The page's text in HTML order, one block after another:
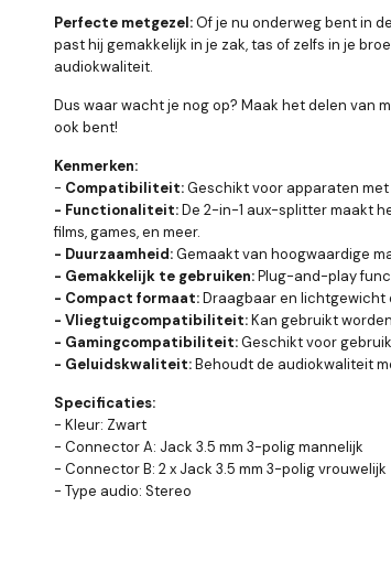
Perfecte metgezel:Of je nu onderweg bent in
past hij gemakkelijk in je zak, tas of zelfs in je
audiokwaliteit.
Dus waar wacht je nog op? Maak het delen van
ook bent!
Kenmerken:
- Compatibiliteit:Geschikt voor apparaten
- Functionaliteit:De 2-in-1 aux-splitter maakt
films, games, en meer.
- Duurzaamheid:Gemaakt van hoogwaardige
- Gemakkelijk te gebruiken:Plug-and-play
- Compact formaat:Draagbaar en lichtgewicht
- Vliegtuigcompatibiliteit:Kan gebruikt
- Gamingcompatibiliteit:Geschikt voor
- Geluidskwaliteit:Behoudt de audiokwaliteit
Specificaties:
- Kleur: Zwart
- Connector A: Jack 3.5 mm 3-polig mannelijk
- Connector B: 2 x Jack 3.5 mm 3-polig vrouwelijk
- Type audio: Stereo